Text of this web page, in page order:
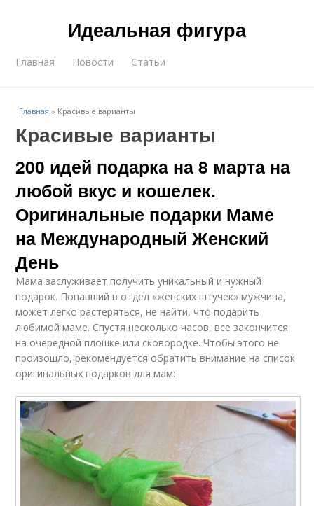
Идеальная фигура
Главная Новости Статьи
Главная » Красивые варианты
Красивые варианты
200 идей подарка на 8 марта на
любой вкус и кошелек.
Оригинальные подарки Маме
на Международный Женский
День
Мама заслуживает получить уникальный и нужный
подарок. Попавший в отдел «женских штучек» мужчина,
может легко растеряться, не найти, что подарить
любимой маме. Спустя несколько часов, все закончится
на очередной плошке или сковородке. Чтобы этого не
произошло, рекомендуется обратить внимание на список
оригинальных подарков для мам: